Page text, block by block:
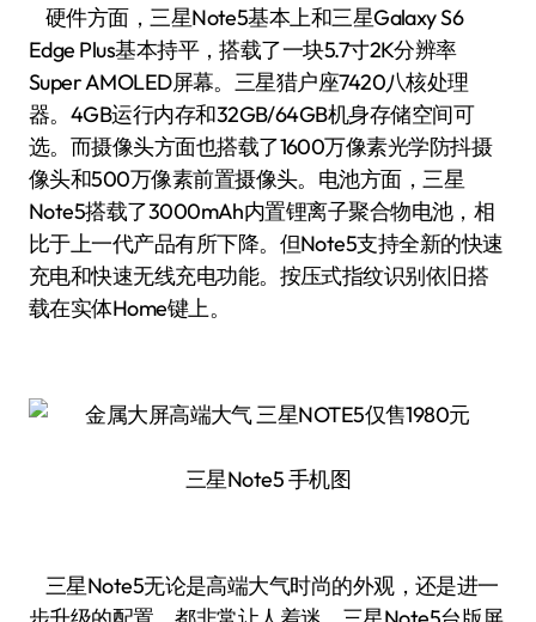
硬件方面，三星Note5基本上和三星Galaxy S6
Edge Plus基本持平，搭载了一块5.7寸2K分辨率
Super AMOLED屏幕。三星猎户座7420八核处理
器。4GB运行内存和32GB/64GB机身存储空间可
选。而摄像头方面也搭载了1600万像素光学防抖摄
像头和500万像素前置摄像头。电池方面，三星
Note5搭载了3000mAh内置锂离子聚合物电池，相
比于上一代产品有所下降。但Note5支持全新的快速
充电和快速无线充电功能。按压式指纹识别依旧搭
载在实体Home键上。
三星Note5 手机图
三星Note5无论是高端大气时尚的外观，还是进一